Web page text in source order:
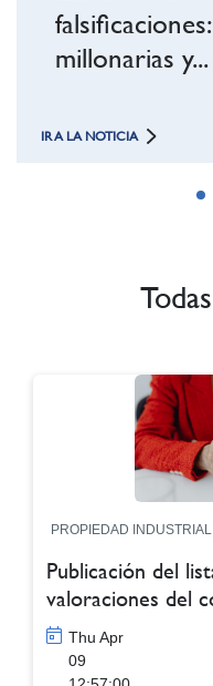
pérdidas
PROPIEDAD INDUSTRIAL
Publicación del
valoraciones del
Thu Apr
09